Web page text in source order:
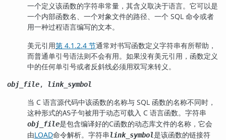
一个定义该函数的字符串常量，其含义取决于语言。它可以是
一个内部函数名、一个对象文件的路径、一个 SQL 命令或者
用一种过程语言编写的文本。
美元引用第 4.1.2.4 节通常对书写函数定义字符串有所帮助，
而普通单引号语法则不会有用。如果没有美元引用，函数定义
中的任何单引号或者反斜线必须用双写来转义。
obj_file, link_symbol
当 C 语言源代码中该函数的名称与 SQL 函数的名称不同时，
这种形式的AS子句被用于动态可载入 C 语言函数。字符串
obj_file是包含编译好的C函数的动态库文件的名称，它会
由LOAD命令解析。字符串link_symbol是该函数的链接符